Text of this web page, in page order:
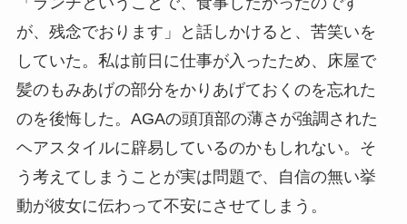
が、残念でおります」と話しかけると、苦笑いを
していた。私は前日に仕事が入ったため、床屋で
髪のもみあげの部分をかりあげておくのを忘れた
のを後悔した。AGAの頭頂部の薄さが強調された
ヘアスタイルに辟易しているのかもしれない。そ
う考えてしまうことが実は問題で、自信の無い挙
動が彼女に伝わって不安にさせてしまう。